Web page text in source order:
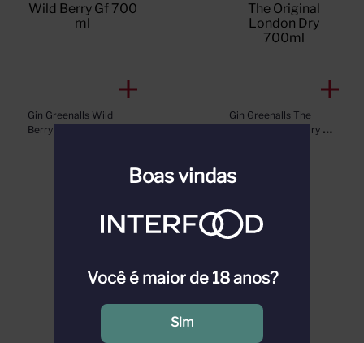
Gin Greenalls Wild
Berry Gf 700 ml
Gin Greenalls The
Original London Dry
Boas vindas
Você é maior de 18 anos?
Sim